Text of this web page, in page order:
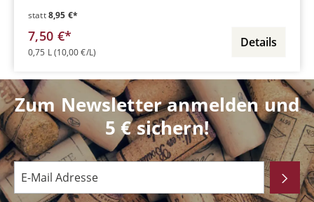
statt8,95 €*
7,50 €*
0,75 L(10,00 €/L)
Details
Zum Newsletter anmelden und
5 € sichern!